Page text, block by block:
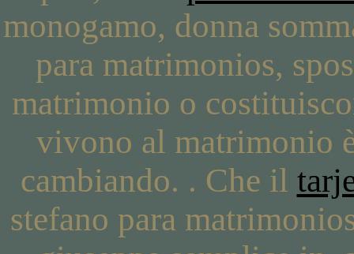
monogamo, donna
para matrimonios,
matrimonio o
vivono al matrimonio
cambiando. . Che il
stefano para